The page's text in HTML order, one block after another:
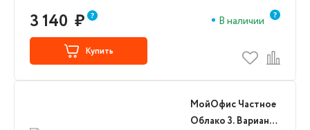
3 140 ₽ В наличии
Купить
МойОфис Частное
Облако 3. Вариант